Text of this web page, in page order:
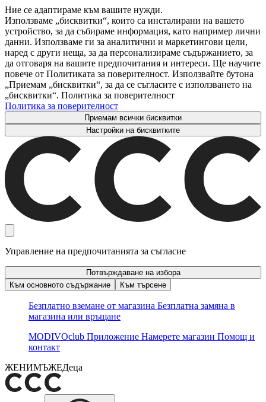
Ние се адаптираме към вашите нужди.
Използваме „бисквитки“, които са инсталирани на вашето
устройство, за да събираме информация, като например лични
данни. Използваме ги за аналитични и маркетингови цели,
наред с други неща, за да персонализираме съдържанието, за
да отговаря на вашите предпочитания и интереси. Ще научите
повече от Политиката за поверителност. Използвайте бутона
„Приемам „бисквитки“, за да се съгласите с използването на
„бисквитки“. Политика за поверителност
Политика за поверителност
Приемам всички бисквитки
Настройки на бисквитките
Управление на предпочитанията за съгласие
Потвърждаване на избора
Към основното съдържание
Към търсене
Безплатно вземане от магазина Безплатна замяна в
магазина или връщане
MODIVOclub Приложение Намерете магазин Помощ и
контакт
ЖЕНИМЪЖЕДеца